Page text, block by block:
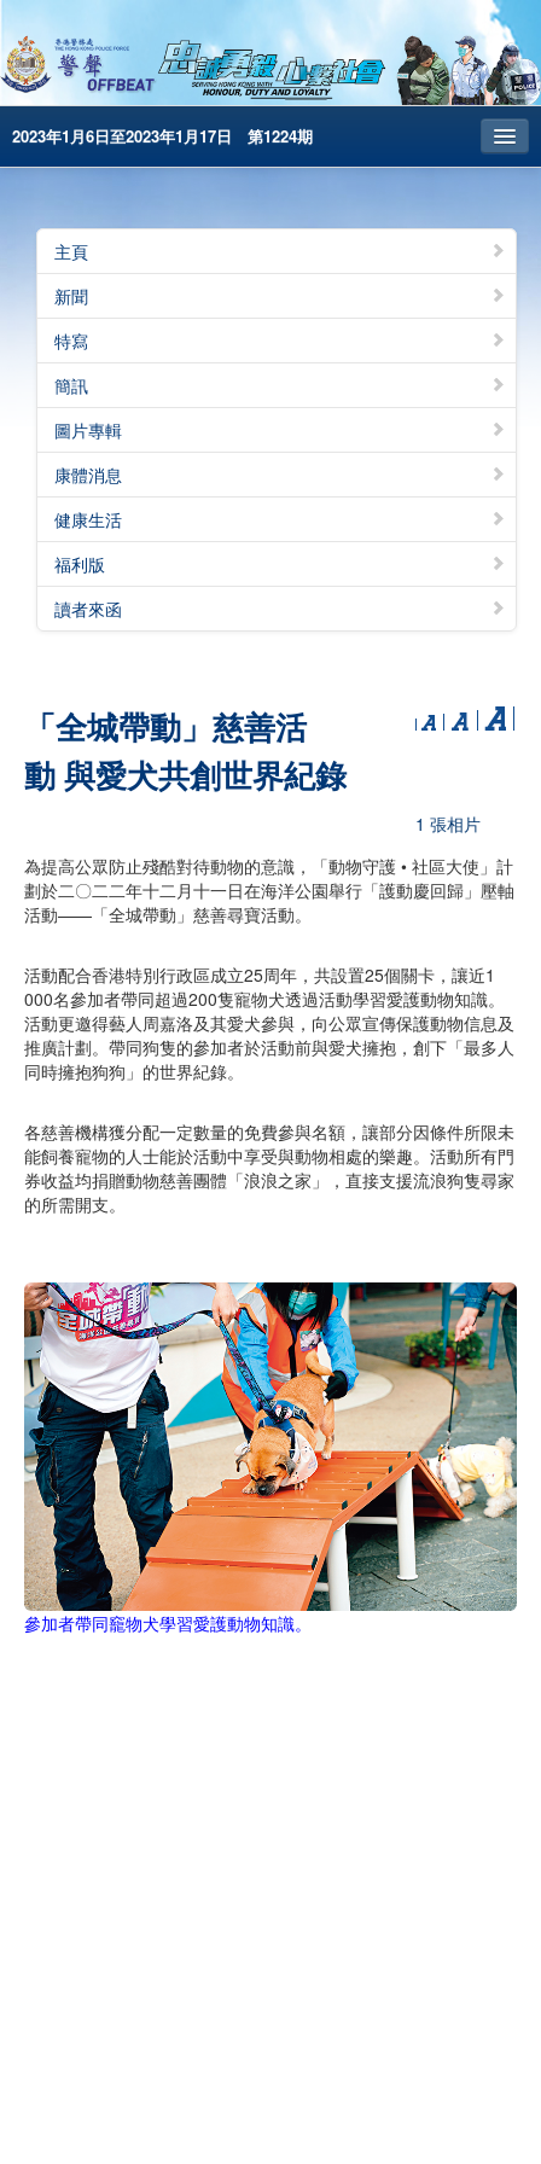
2023年1月6日至2023年1月17日 第1224期
昔日警聲
警務處主頁
简体版
English
電子書版
警聲特刊
主頁
新聞
特寫
簡訊
圖片專輯
康體消息
健康生活
福利版
讀者來函
「全城帶動」慈善活
動 與愛犬共創世界紀錄
1 張相片
為提高公眾防止殘酷對待動物的意識，「動物守護 • 社區大使」計
劃於二〇二二年十二月十一日在海洋公園舉行「護動慶回歸」壓軸
活動——「全城帶動」慈善尋寶活動。
活動配合香港特別行政區成立25周年，共設置25個關卡，讓近1
000名參加者帶同超過200隻寵物犬透過活動學習愛護動物知識。
活動更邀得藝人周嘉洛及其愛犬參與，向公眾宣傳保護動物信息及
推廣計劃。帶同狗隻的參加者於活動前與愛犬擁抱，創下「最多人
同時擁抱狗狗」的世界紀錄。
各慈善機構獲分配一定數量的免費參與名額，讓部分因條件所限未
能飼養寵物的人士能於活動中享受與動物相處的樂趣。活動所有門
券收益均捐贈動物慈善團體「浪浪之家」，直接支援流浪狗隻尋家
的所需開支。
參加者帶同竉物犬學習愛護動物知識。